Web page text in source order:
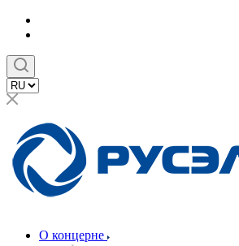
О концерне